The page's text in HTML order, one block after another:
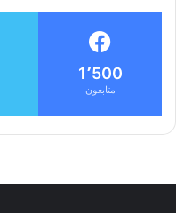
1٬500
متابعون